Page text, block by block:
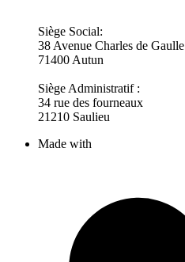
Siège Social:
38 Avenue Charles de Gaulle
71400 Autun
Siège Administratif :
34 rue des fourneaux
21210 Saulieu
Made with